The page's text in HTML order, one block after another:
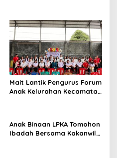
Mait Lantik Pengurus Forum
Anak Kelurahan Kecamatan
Anak Binaan LPKA Tomohon
Ibadah Bersama Kakanwil